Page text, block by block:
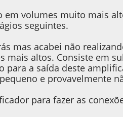
volumes muito mais
seguintes.
mas acabei não
mais altos. Consiste em
para a saída deste
e provavelmente
para fazer as